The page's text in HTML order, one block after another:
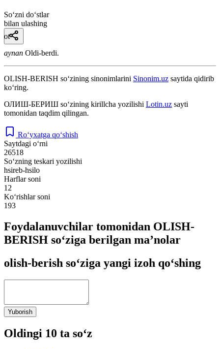
So‘zni do‘stlar
bilan ulashing
ot
aynan Oldi-berdi.
OLISH-BERISH so‘zining sinonimlarini Sinonim.uz saytida qidirib
ko‘ring.
ОЛИШ-БЕРИШ so‘zining kirillcha yozilishi Lotin.uz sayti
tomonidan taqdim qilingan.
Ro‘yxatga qo‘shish
Saytdagi o‘rni
26518
So‘zning teskari yozilishi
hsireb-hsilo
Harflar soni
12
Ko‘rishlar soni
193
Foydalanuvchilar tomonidan OLISH-
BERISH so‘ziga berilgan ma’nolar
olish-berish so‘ziga yangi izoh qo‘shing
Yuborish
Oldingi 10 ta so‘z